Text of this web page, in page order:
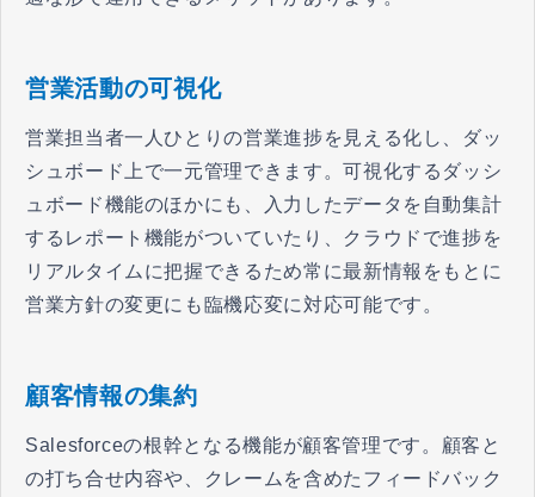
営業活動の可視化
営業担当者一人ひとりの営業進捗を見える化し、ダッ
シュボード上で一元管理できます。可視化するダッシ
ュボード機能のほかにも、入力したデータを自動集計
するレポート機能がついていたり、クラウドで進捗を
リアルタイムに把握できるため常に最新情報をもとに
営業方針の変更にも臨機応変に対応可能です。
顧客情報の集約
Salesforceの根幹となる機能が顧客管理です。顧客と
の打ち合せ内容や、クレームを含めたフィードバック